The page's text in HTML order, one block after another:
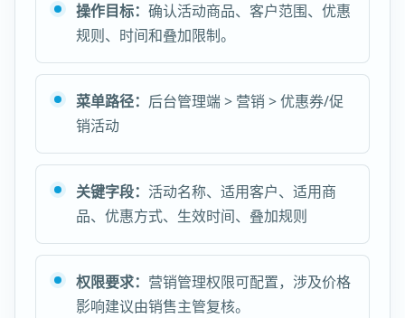
操作目标： 确认活动商品、客户范围、优惠
规则、时间和叠加限制。
菜单路径： 后台管理端 > 营销 > 优惠券/促
销活动
关键字段： 活动名称、适用客户、适用商
品、优惠方式、生效时间、叠加规则
权限要求： 营销管理权限可配置，涉及价格
影响建议由销售主管复核。